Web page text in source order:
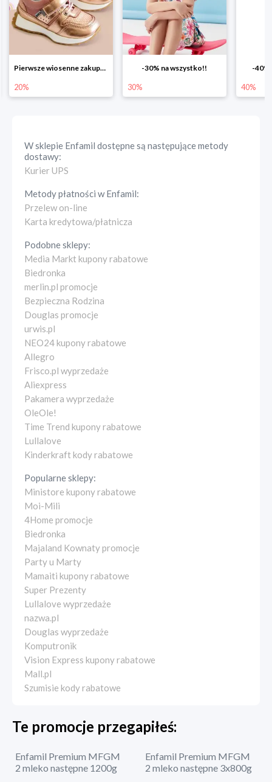
Pierwsze wiosenne zakupy -20%
20%
-30% na wszystko!!
30%
-40%
40%
W sklepie Enfamil dostępne są następujące metody
dostawy:
Kurier UPS
Metody płatności wEnfamil:
Przelew on-line
Karta kredytowa/płatnicza
Podobne sklepy:
Media Markt kupony rabatowe
Biedronka
merlin.pl promocje
Bezpieczna Rodzina
Douglas promocje
urwis.pl
NEO24 kupony rabatowe
Allegro
Frisco.pl wyprzedaże
Aliexpress
Pakamera wyprzedaże
OleOle!
Time Trend kupony rabatowe
Lullalove
Kinderkraft kody rabatowe
Popularne sklepy:
Ministore kupony rabatowe
Moi-Mili
4Home promocje
Biedronka
Majaland Kownaty promocje
Party u Marty
Mamaiti kupony rabatowe
Super Prezenty
Lullalove wyprzedaże
nazwa.pl
Douglas wyprzedaże
Komputronik
Vision Express kupony rabatowe
Mall.pl
Szumisie kody rabatowe
Te promocje przegapiłeś:
Enfamil Premium MFGM
2 mleko następne 1200g
Enfamil Premium MFGM
2 mleko następne 3x800g